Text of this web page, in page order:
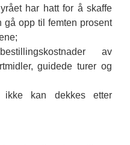
har hatt for å skaffe
gå opp til femten prosent
av
guidede turer og
ikke kan dekkes etter